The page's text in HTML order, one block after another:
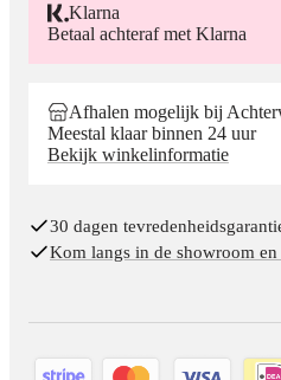
Klarna
Betaal achteraf met Klarna
Afhalen mogelijk bij
Meestal klaar binnen 24 uur
Bekijk winkelinformatie
30 dagen
Kom langs in de showroom